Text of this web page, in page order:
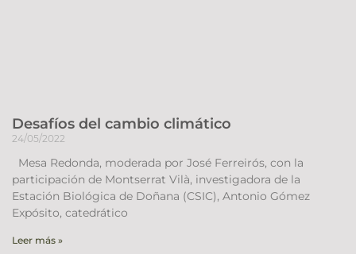
Desafíos del cambio climático
24/05/2022
Mesa Redonda, moderada por José Ferreirós, con la
participación de Montserrat Vilà, investigadora de la
Estación Biológica de Doñana (CSIC), Antonio Gómez
Expósito, catedrático
Leer más »